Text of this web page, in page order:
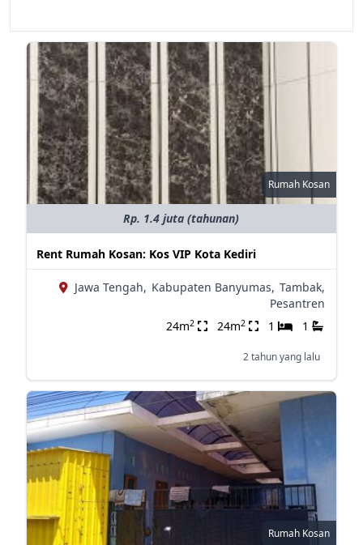
Rumah Kosan
Rp. 1.4 juta (tahunan)
Rent Rumah Kosan: Kos VIP Kota Kediri
Jawa Tengah, Kabupaten Banyumas, Tambak,
Pesantren
24m2 24m2 1 1
2 tahun yang lalu
Rumah Kosan